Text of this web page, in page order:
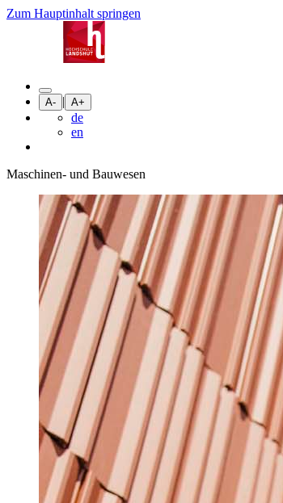
Zum Hauptinhalt springen
A- | A+
de
en
Maschinen- und Bauwesen